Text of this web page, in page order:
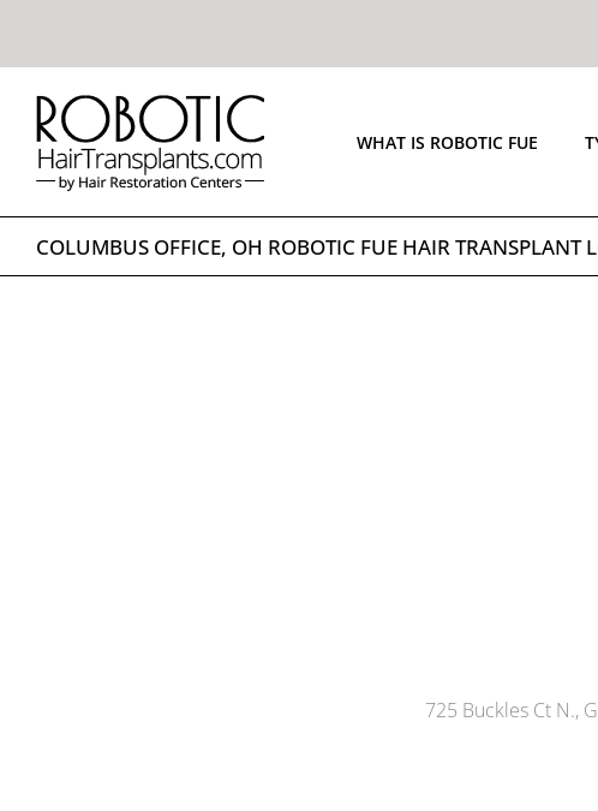
content
WHAT IS ROBOTIC FUE
COLUMBUS OFFICE, OH ROBOTIC FUE HAIR TRANSPLANT
725 Buckles Ct N.,